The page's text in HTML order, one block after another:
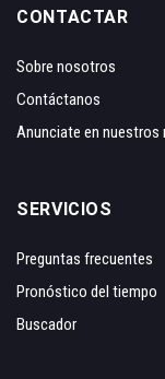
CONTACTAR
Sobre nosotros
Contáctanos
Anunciate en nuestros
SERVICIOS
Preguntas frecuentes
Pronóstico del tiempo
Buscador